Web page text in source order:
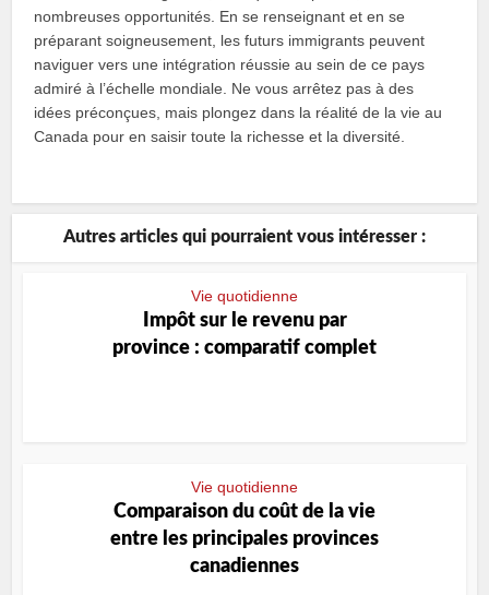
nombreuses opportunités. En se renseignant et en se
préparant soigneusement, les futurs immigrants peuvent
naviguer vers une intégration réussie au sein de ce pays
admiré à l’échelle mondiale. Ne vous arrêtez pas à des
idées préconçues, mais plongez dans la réalité de la vie au
Canada pour en saisir toute la richesse et la diversité.
Autres articles qui pourraient vous intéresser :
Vie quotidienne
Impôt sur le revenu par
province : comparatif complet
Vie quotidienne
Comparaison du coût de la vie
entre les principales provinces
canadiennes